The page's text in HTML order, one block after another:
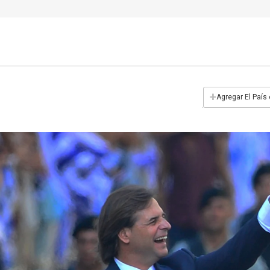
+Agregar El País